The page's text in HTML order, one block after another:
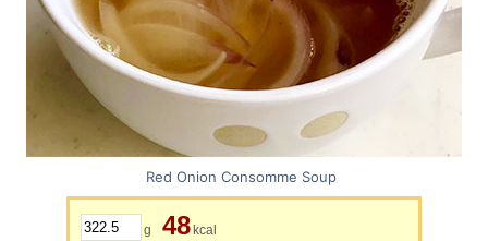
Red Onion Consomme Soup
g 48 kcal